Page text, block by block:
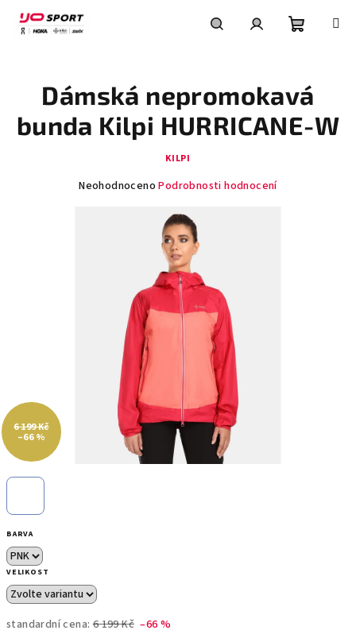
obsah
košík
BARVA
VELIKOST
standardní cena: 6 199 Kč –66 %
Dámská nepromokavá
bunda Kilpi HURRICANE-W
KILPI
Průměrné
hvězdiček.
Neohodnoceno Podrobnosti hodnocení
6 199 Kč
–66 %